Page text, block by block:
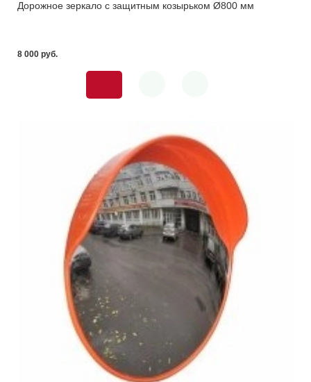
Дорожное зеркало с защитным козырьком Ø800 мм
8 000 pуб.